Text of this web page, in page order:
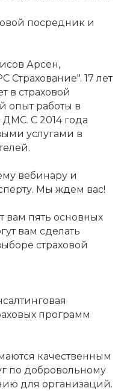
посредник и
Арсен,
Страхование". 17 лет
в страховой
опыт работы в
С 2014 года
услугами в
вебинару и
Мы ждем вас!
вам пять основных
вам сделать
страховой
программ
качественным
по добровольному
для организаций.